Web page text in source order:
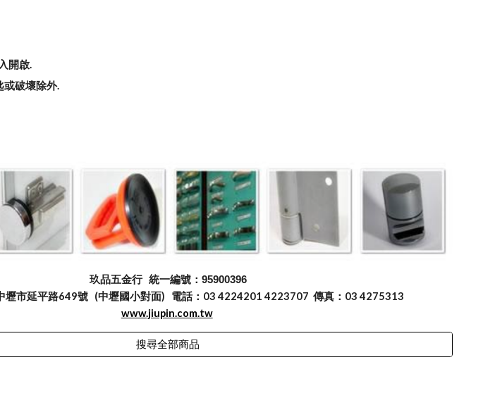
開啟.
或破壞除外.
玖品五金行 統一編號：95900396
壢市延平路649號 (中壢國小對面) 電話：03 4224201 4223707 傳真：03 4275313
www.jiupin.com.tw
搜尋全部商品